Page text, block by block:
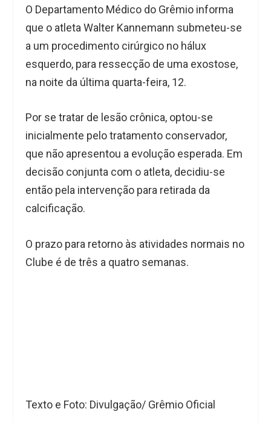
O Departamento Médico do Grêmio informa
que o atleta Walter Kannemann submeteu-se
a um procedimento cirúrgico no hálux
esquerdo, para ressecção de uma exostose,
na noite da última quarta-feira, 12.
Por se tratar de lesão crônica, optou-se
inicialmente pelo tratamento conservador,
que não apresentou a evolução esperada. Em
decisão conjunta com o atleta, decidiu-se
então pela intervenção para retirada da
calcificação.
O prazo para retorno às atividades normais no
Clube é de três a quatro semanas.
Texto e Foto: Divulgação/ Grêmio Oficial